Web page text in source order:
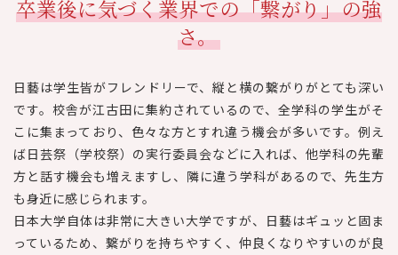
卒業後に気づく業界での「繋がり」の強
さ。
日藝は学生皆がフレンドリーで、縦と横の繋がりがとても深い
です。校舎が江古田に集約されているので、全学科の学生がそ
こに集まっており、色々な方とすれ違う機会が多いです。例え
ば日芸祭（学校祭）の実行委員会などに入れば、他学科の先輩
方と話す機会も増えますし、隣に違う学科があるので、先生方
も身近に感じられます。
日本大学自体は非常に大きい大学ですが、日藝はギュッと固ま
っているため、繋がりを持ちやすく、仲良くなりやすいのが良